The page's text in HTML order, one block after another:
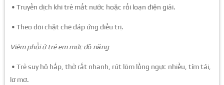
• Truyền dịch khi trẻ mất nước hoặc rối loạn điện giải.
• Theo dõi chặt chẽ đáp ứng điều trị.
Viêm phổi ở trẻ em mức độ nặng
• Trẻ suy hô hấp, thở rất nhanh, rút lõm lồng ngực nhiều, tím tái,
lơ mơ.